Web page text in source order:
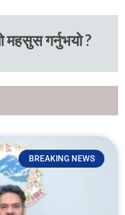
महसुस गर्नुभयो ?
BREAKING NEWS